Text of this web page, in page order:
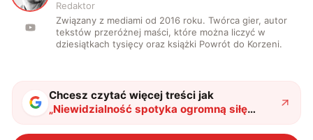
Redaktor
Związany z mediami od 2016 roku. Twórca gier, autor
tekstów przeróżnej maści, które można liczyć w
dziesiątkach tysięcy oraz książki Powrót do Korzeni.
Chcesz czytać więcej treści jak
„Niewidzialność spotyka ogromną siłę
ognia. Niemcy wyciągną asa z rękawa"?